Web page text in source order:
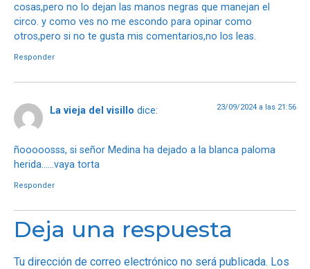
cosas,pero no lo dejan las manos negras que manejan el
circo. y como ves no me escondo para opinar como
otros,pero si no te gusta mis comentarios,no los leas.
Responder
La vieja del visillo dice: 23/09/2024 a las 21:56
ñooooosss, si señor Medina ha dejado a la blanca paloma
herida……vaya torta
Responder
Deja una respuesta
Tu dirección de correo electrónico no será publicada. Los